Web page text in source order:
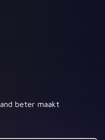
beter maakt